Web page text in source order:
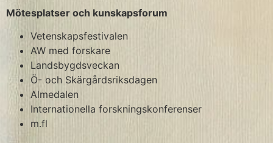
Mötesplatser och kunskapsforum
Vetenskapsfestivalen
AW med forskare
Landsbygdsveckan
Ö- och Skärgårdsriksdagen
Almedalen
Internationella forskningskonferenser
m.fl